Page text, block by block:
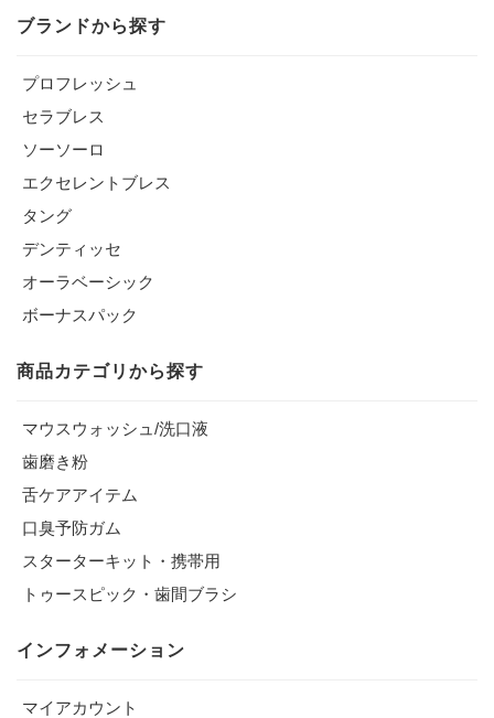
ブランドから探す
プロフレッシュ
セラブレス
ソーソーロ
エクセレントブレス
タング
デンティッセ
オーラベーシック
ボーナスパック
商品カテゴリから探す
マウスウォッシュ/洗口液
歯磨き粉
舌ケアアイテム
口臭予防ガム
スターターキット・携帯用
トゥースピック・歯間ブラシ
インフォメーション
マイアカウント